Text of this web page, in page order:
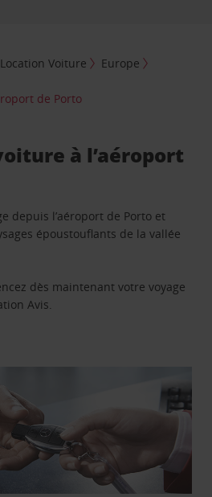
Location Voiture
Europe
de Porto
à l’aéroport
depuis l’aéroport de Porto et
époustouflants de la vallée
dès maintenant votre voyage
Avis.